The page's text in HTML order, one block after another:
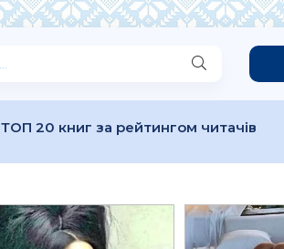
ТОП 20 книг за рейтингом читачів